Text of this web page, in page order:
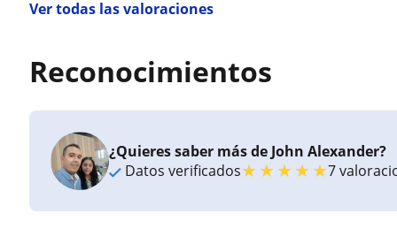
Ver todas las valoraciones
Reconocimientos
¿Quieres saber más de John Alexander?
Datos verificados★★★★★7